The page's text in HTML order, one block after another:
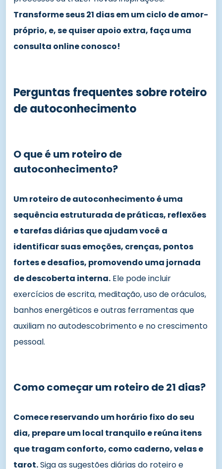
Transforme seus 21 dias em um ciclo de amor-
próprio, e, se quiser apoio extra, faça uma
consulta online conosco!
Perguntas frequentes sobre roteiro
de autoconhecimento
O que é um roteiro de
autoconhecimento?
Um roteiro de autoconhecimento é uma
sequência estruturada de práticas, reflexões
e tarefas diárias que ajudam você a
identificar suas emoções, crenças, pontos
fortes e desafios, promovendo uma jornada
de descoberta interna. Ele pode incluir
exercícios de escrita, meditação, uso de oráculos,
banhos energéticos e outras ferramentas que
auxiliam no autodescobrimento e no crescimento
pessoal.
Como começar um roteiro de 21 dias?
Comece reservando um horário fixo do seu
dia, prepare um local tranquilo e reúna itens
que tragam conforto, como caderno, velas e
tarot.Siga as sugestões diárias do roteiro e